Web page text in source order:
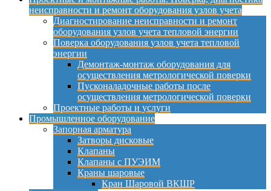
неисправности и ремонт оборудования узлов учета
Диагностирование неисправности и ремонт
оборудования узлов учета тепловой энергии
Поверка оборудования узлов учета тепловой
энергии
Демонтаж-монтаж оборудования для
осуществления метрологической поверки
Пусконаладочные работы после
осуществления метрологической поверки
Проектные работы и услуги
Промышленное оборудование
Запорная арматура
Затворы дисковые
Клапаны
Клапаны с ПУЭИМ
Краны шаровые
Кран Шаровой ВКШР